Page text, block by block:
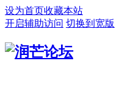
设为首页收藏本站
开启辅助访问 切换到宽版